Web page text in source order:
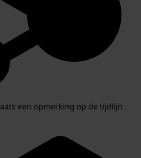
een opmerking op de tijdlijn